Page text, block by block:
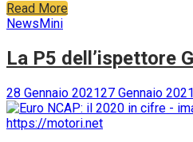
Read More
NewsMini
La P5 dell’ispettore
28 Gennaio 202127 Gennaio 2021